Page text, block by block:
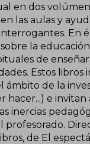
en dos
las aulas y
En
la
de
Estos libros
ámbito de la
hacer...) e
inercias
de El